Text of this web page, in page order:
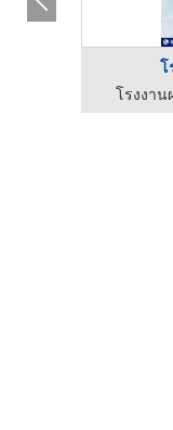
โ
โรงงา